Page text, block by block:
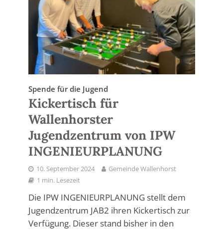
Spende für die Jugend
Kickertisch für
Wallenhorster
Jugendzentrum von IPW
INGENIEURPLANUNG
10. September 2024
Gemeinde Wallenhorst
1 min. Lesezeit
Die IPW INGENIEURPLANUNG stellt dem
Jugendzentrum JAB2 ihren Kickertisch zur
Verfügung. Dieser stand bisher in den